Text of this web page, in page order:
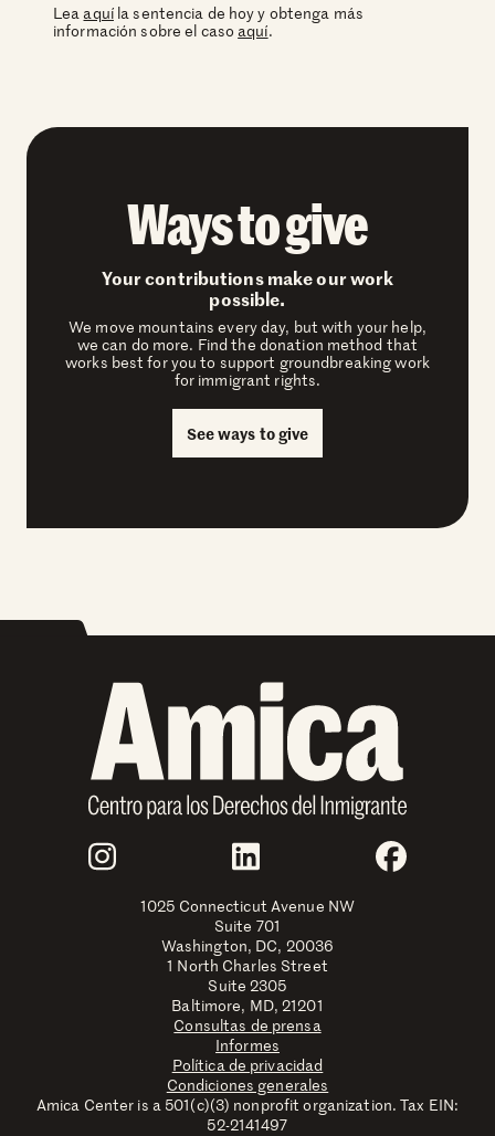
Lea aquíla sentencia de hoy y obtenga más
información sobre el caso aquí.
Ways to give
Your contributions make our work
possible.
We move mountains every day, but with your help,
we can do more. Find the donation method that
works best for you to support groundbreaking work
for immigrant rights.
See ways to give
Join Us
Instagram LinkedIn
1025 Connecticut Avenue NW
Suite 701
Washington, DC, 20036
1 North Charles Street
Suite 2305
Baltimore, MD, 21201
Consultas de prensa
Informes
Política de privacidad
Condiciones generales
Amica Center is a 501(c)(3) nonprofit organization. Tax EIN:
52-2141497